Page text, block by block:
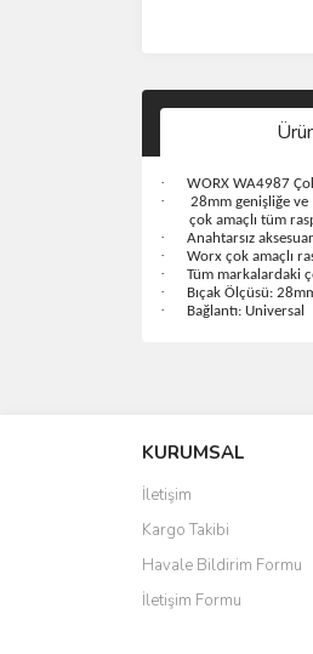
· WORX WA4987
·
28mm genişliğe
çok amaçlı tüm
· Anahtarsız
· Worx çok amaçlı
· Tüm markalardaki
· Bıçak Ölçüsü:
· Bağlantı: Universal
Ürün resmi
Ürün
Ürün
Ürün fiyatı
Bu ürüne
KURUMSAL
İletişim
Kargo Takibi
Havale Bildirim Formu
İletişim Formu